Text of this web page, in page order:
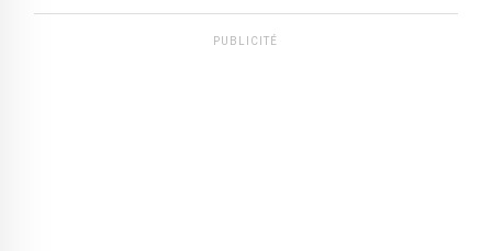
PUBLICITÉ